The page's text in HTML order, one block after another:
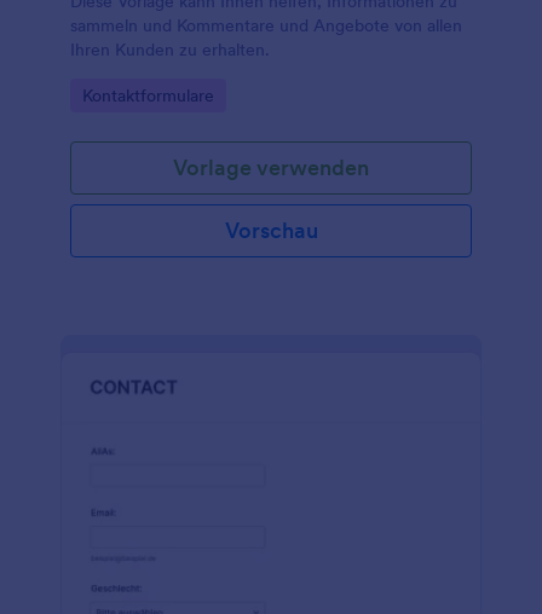
sammeln und Kommentare und Angebote von allen
Ihren Kunden zu erhalten.
Go to Category:
Kontaktformulare
Vorlage verwenden
Vorschau